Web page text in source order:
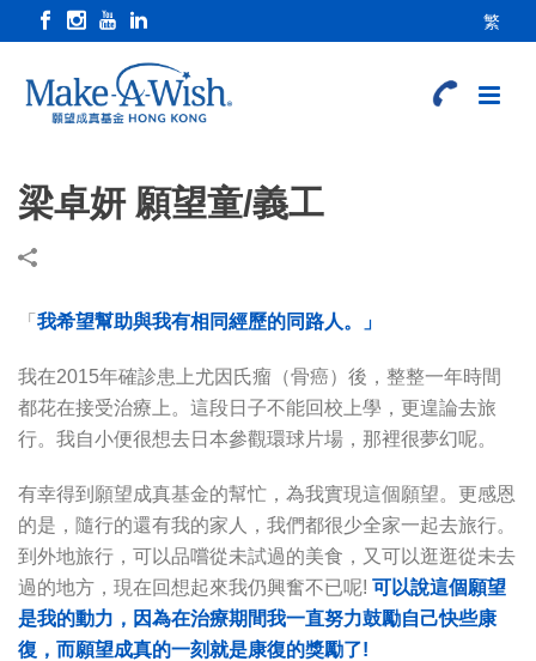
繁
梁卓妍 願望童/義工
「 我希望幫助與我有相同經歷的同路人。 」
我在2015年確診患上尤因氏瘤（骨癌）後，整整一年時間
都花在接受治療上。這段日子不能回校上學，更遑論去旅
行。我自小便很想去日本參觀環球片場，那裡很夢幻呢。
有幸得到願望成真基金的幫忙，為我實現這個願望。更感恩
的是，隨行的還有我的家人，我們都很少全家一起去旅行。
到外地旅行，可以品嚐從未試過的美食，又可以逛逛從未去
過的地方，現在回想起來我仍興奮不已呢! 可以說這個願望
是我的動力， 因為在治療期間我一直努力鼓勵自己快些康
復， 而願望成真的一刻就是康復的獎勵了!